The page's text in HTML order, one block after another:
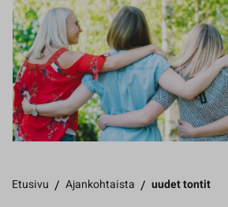
Etusivu / Ajankohtaista / uudet tontit